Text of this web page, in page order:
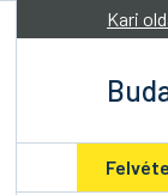
Kari